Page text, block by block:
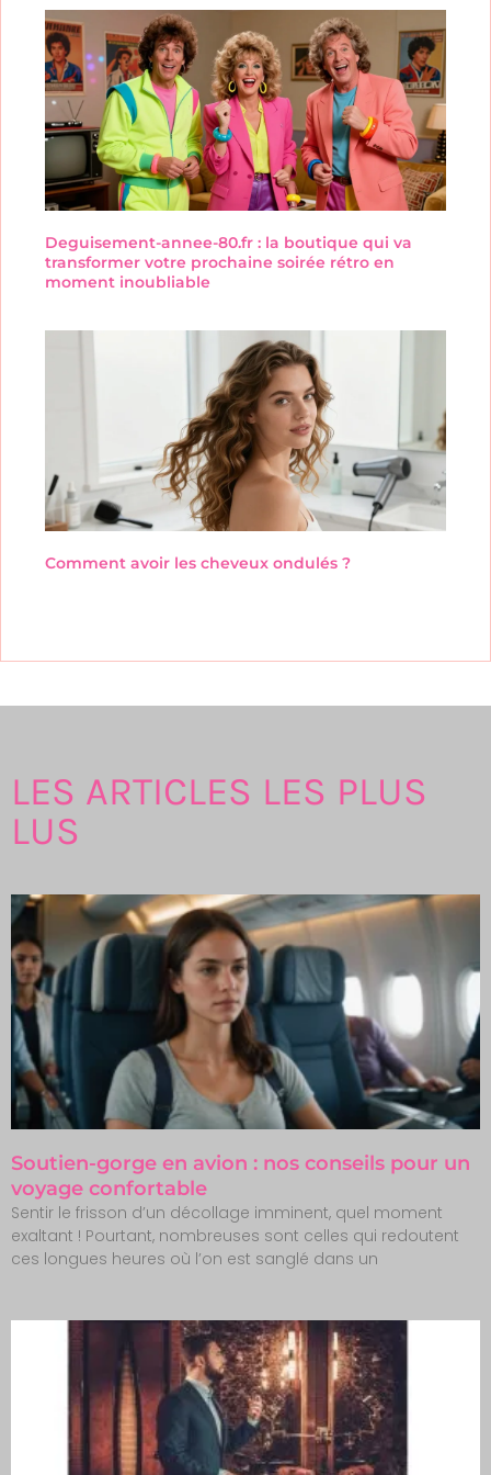
Deguisement-annee-80.fr : la boutique qui va
transformer votre prochaine soirée rétro en
moment inoubliable
Comment avoir les cheveux ondulés ?
LES ARTICLES LES PLUS
LUS
Soutien-gorge en avion : nos conseils pour un
voyage confortable
Sentir le frisson d’un décollage imminent, quel moment
exaltant ! Pourtant, nombreuses sont celles qui redoutent
ces longues heures où l’on est sanglé dans un